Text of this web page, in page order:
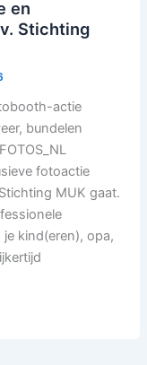
en
Stichting
actie
bundelen
fotoactie
MUK gaat.
kind(eren), opa,